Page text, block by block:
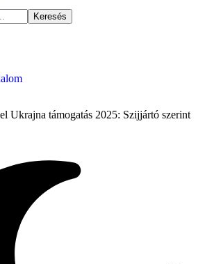
Ukrajna támogatás 2025: Szijjártó szerint